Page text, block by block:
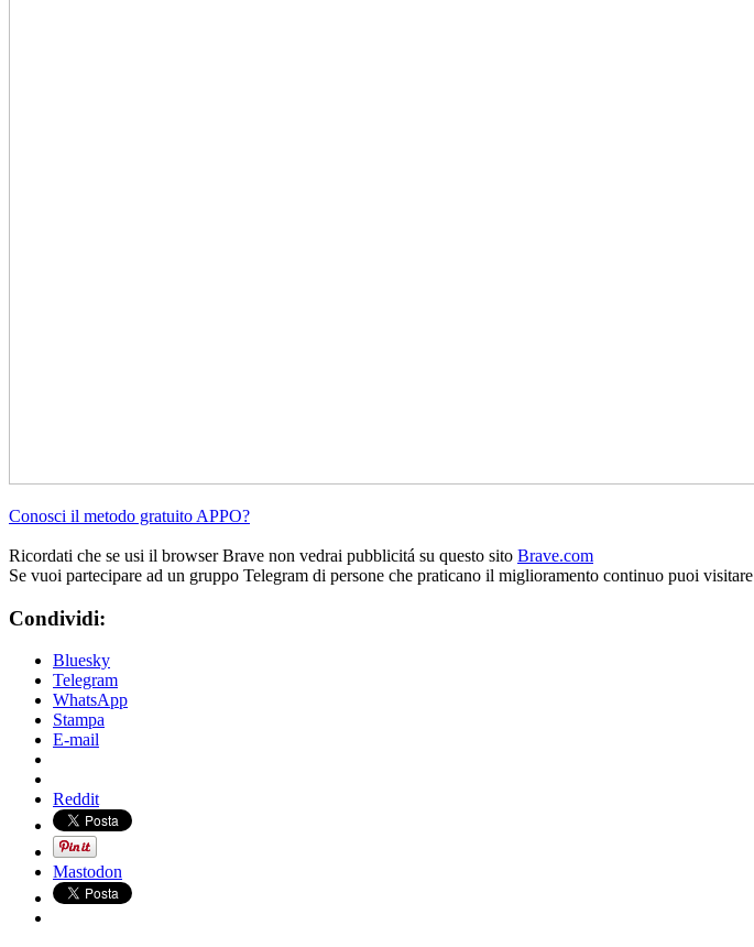
Conosci il metodo gratuito APPO?
Ricordati che se usi il browser Brave non vedrai pubblicitá su questo sito Brave.com
Se vuoi partecipare ad un gruppo Telegram di persone che praticano il miglioramento continuo puoi visitare
Condividi:
Bluesky
Telegram
WhatsApp
Stampa
E-mail
Reddit
Mastodon